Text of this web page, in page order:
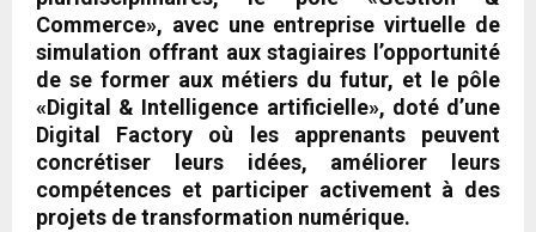
Commerce», avec une entreprise virtuelle de
simulation offrant aux stagiaires l’opportunité
de se former aux métiers du futur, et le pôle
«Digital & Intelligence artificielle», doté d’une
Digital Factory où les apprenants peuvent
concrétiser leurs idées, améliorer leurs
compétences et participer activement à des
projets de transformation numérique.